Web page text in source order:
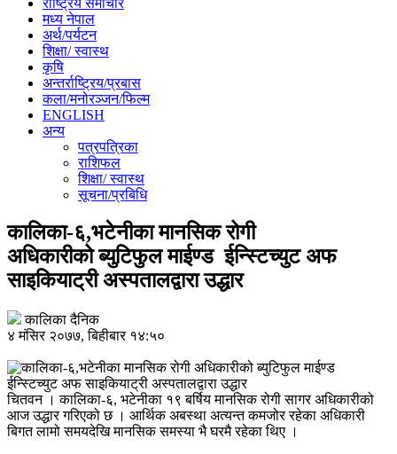
राष्ट्रिय समाचार
मध्य नेपाल
अर्थ/पर्यटन
शिक्षा/ स्वास्थ
कृषि
अन्तर्राष्ट्रिय/प्रबास
कला/मनोरञ्जन/फिल्म
ENGLISH
अन्य
पत्रपत्रिका
राशिफल
शिक्षा/ स्वास्थ
सूचना/प्रबिधि
कालिका-६,भटेनीका मानसिक रोगी
अधिकारीको ब्युटिफुल माईण्ड ईन्स्टिच्युट अफ
साइकियाट्री अस्पतालद्वारा उद्धार
कालिका दैनिक
४ मंसिर २०७७, बिहीबार १४:५०
चितवन । कालिका-६, भटेनीका १९ बर्षिय मानसिक रोगी सागर अधिकारीको
आज उद्धार गरिएको छ । आर्थिक अबस्था अत्यन्त कमजोर रहेका अधिकारी
बिगत लामो समयदेखि मानसिक समस्या भै घरमै रहेका थिए ।